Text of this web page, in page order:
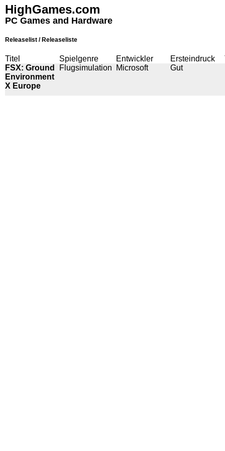
HighGames.com
PC Games and Hardware
Releaselist / Releaseliste
Titel Spielgenre Entwickler Ersteindruck
FSX: Ground
Environment
X Europe
Flugsimulation Microsoft Gut